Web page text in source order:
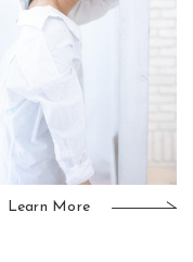
Learn More